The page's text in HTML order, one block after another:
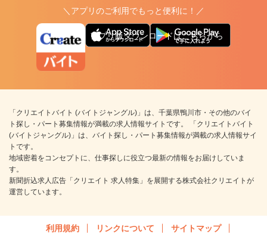
＼アプリのご利用でもっと便利に！／
アプリ版ダウンロードはこちらから
「クリエイトバイト (バイトジャングル)」は、千葉県鴨川市・その他のバイ
ト探し・パート募集情報が満載の求人情報サイトです。 「クリエイトバイト
(バイトジャングル)」は、バイト探し・パート募集情報が満載の求人情報サイ
トです。
地域密着をコンセプトに、仕事探しに役立つ最新の情報をお届けしていま
す。
新聞折込求人広告「クリエイト 求人特集」を展開する株式会社クリエイトが
運営しています。
利用規約 リンクについて サイトマップ